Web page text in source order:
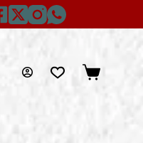
Disclaimer
Carrello